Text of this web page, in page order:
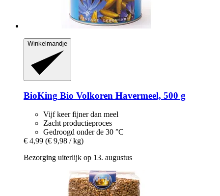
Winkelmandje
BioKing Bio Volkoren Havermeel, 500 g
Vijf keer fijner dan meel
Zacht productieproces
Gedroogd onder de 30 °C
€ 4,99 (€ 9,98 / kg)
Bezorging uiterlijk op 13. augustus